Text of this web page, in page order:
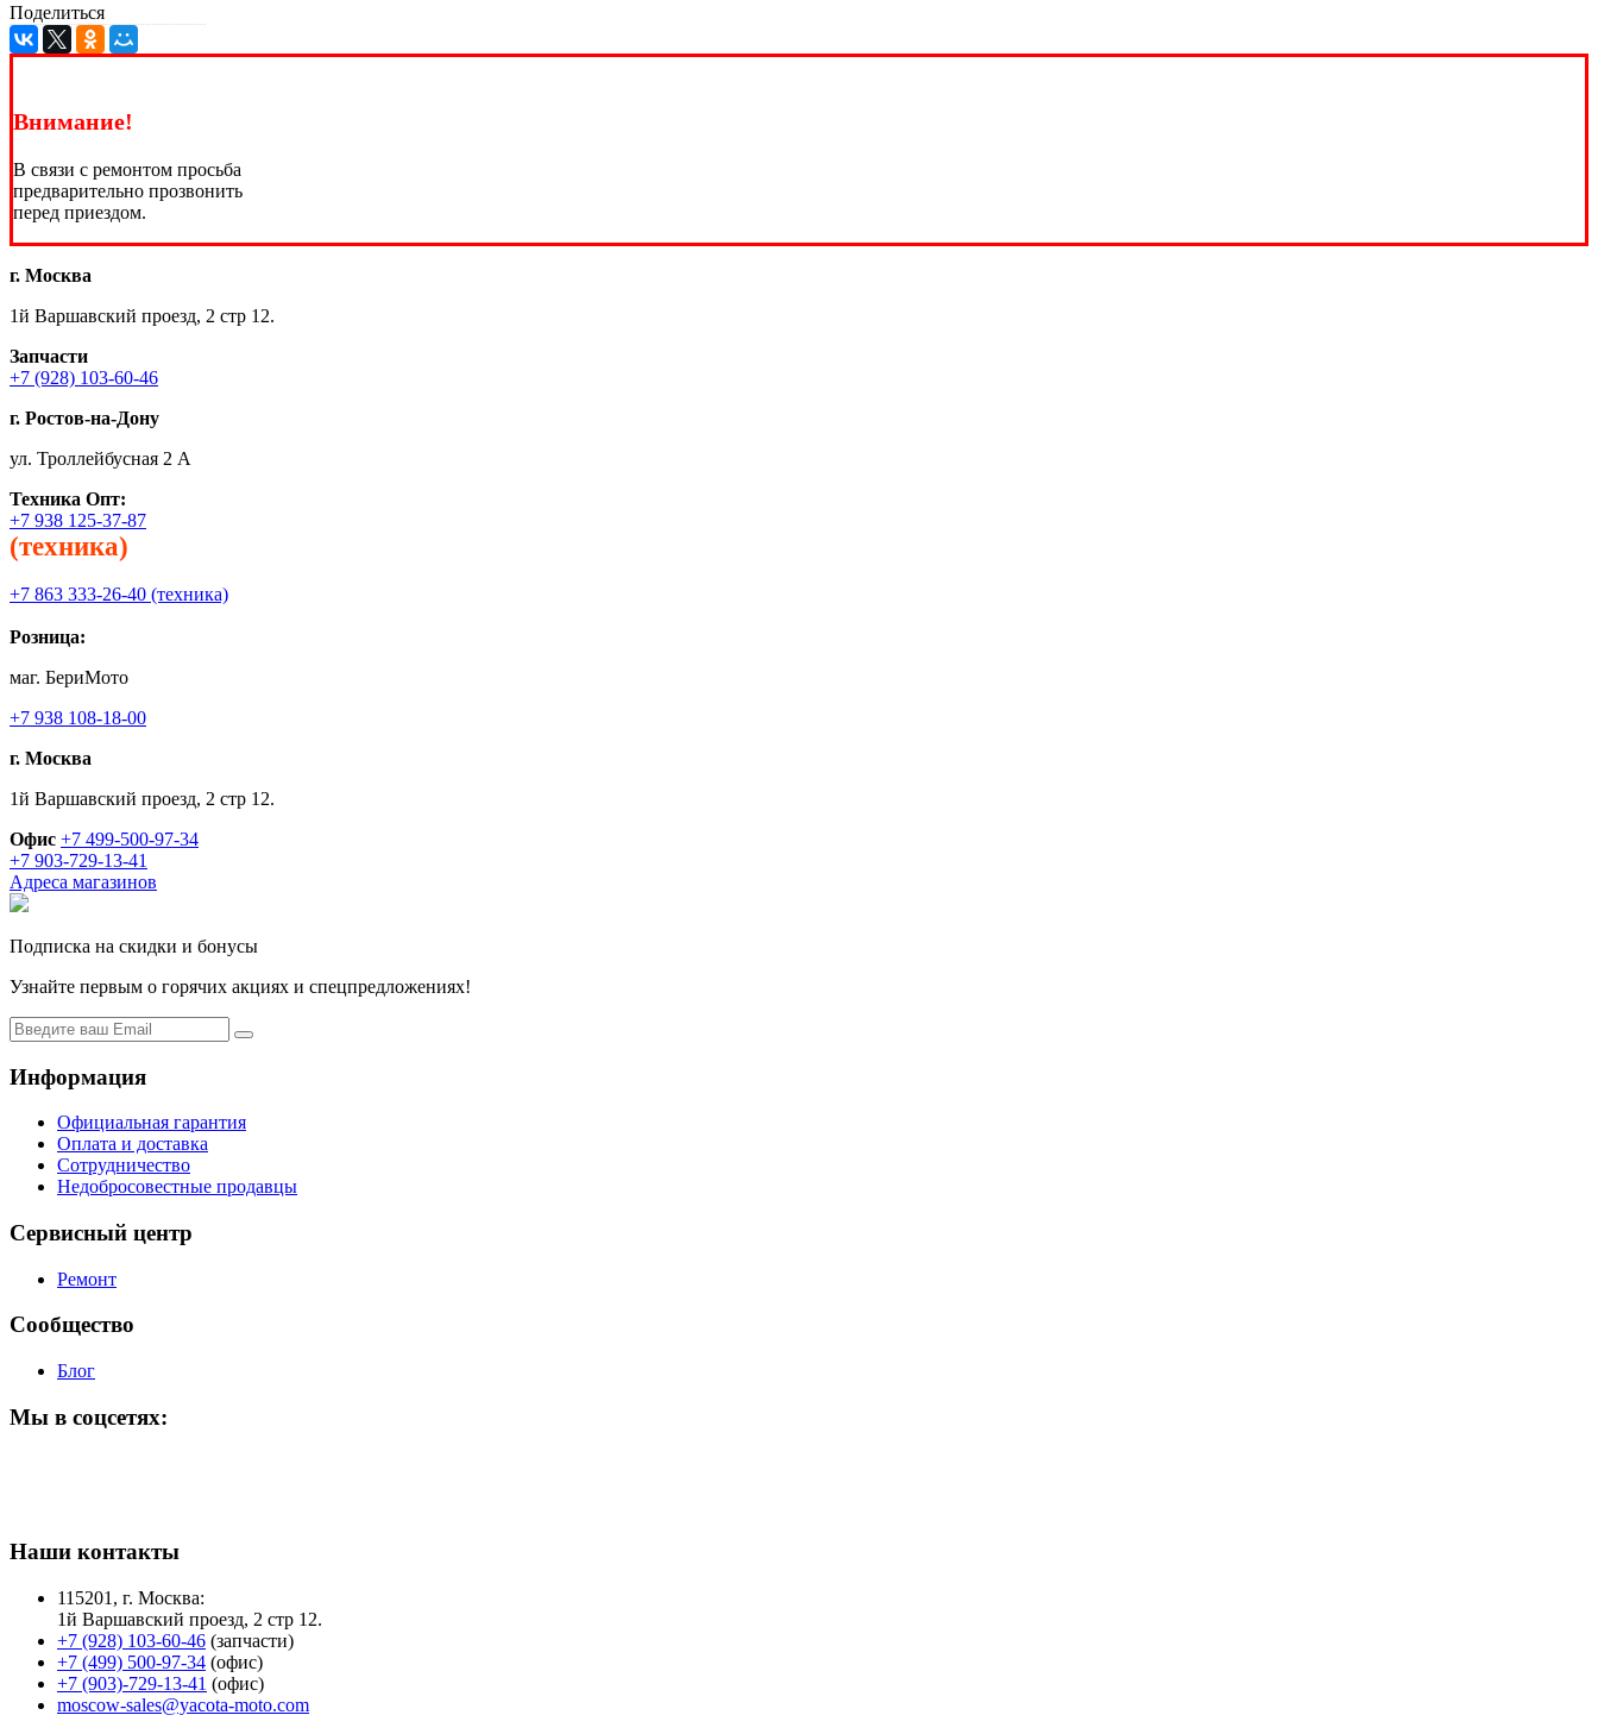
Поделиться
Внимание!
В связи с ремонтом просьба
предварительно прозвонить
перед приездом.
г. Москва
1й Варшавский проезд, 2 стр 12.
Запчасти
+7 (928) 103-60-46
г. Ростов-на-Дону
ул. Троллейбусная 2 А
Техника Опт:
+7 938 125-37-87
(техника)
+7 863 333-26-40 (техника)
Розница:
маг. БериМото
+7 938 108-18-00
г. Москва
1й Варшавский проезд, 2 стр 12.
Офис +7 499-500-97-34
+7 903-729-13-41
Адреса магазинов
Подписка на скидки и бонусы
Узнайте первым о горячих акциях и спецпредложениях!
Информация
Официальная гарантия
Оплата и доставка
Сотрудничество
Недобросовестные продавцы
Сервисный центр
Ремонт
Сообщество
Блог
Мы в соцсетях:
Наши контакты
115201, г. Москва:
1й Варшавский проезд, 2 стр 12.
+7 (928) 103-60-46 (запчасти)
+7 (499) 500-97-34 (офис)
+7 (903)-729-13-41 (офис)
moscow-sales@yacota-moto.com